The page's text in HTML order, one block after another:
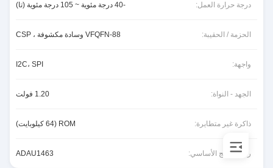
درجة حرارة العمل: -40 درجة مئوية ~ 105 درجة مئوية (تا)
الحزمة / الحقيبة: 88-VFQFN وسادة مكشوفة ، CSP
واجهة: I2C، SPI
الجهد - النواة: 1.20 فولت
ذاكرة غير متطايرة: ROM (64 كيلوبايت)
رقم المنتج الأساسي: ADAU1463